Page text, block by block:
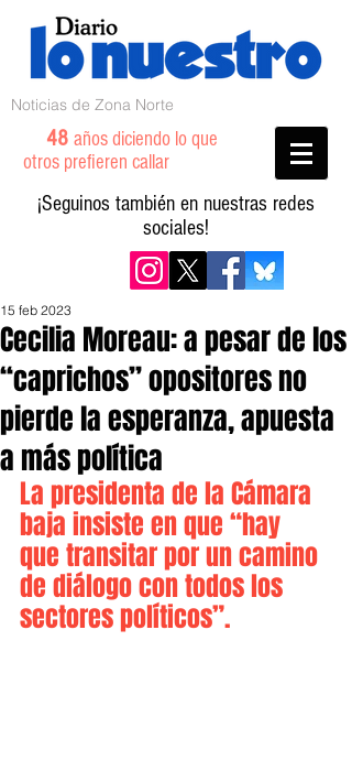
Noticias de Zona Norte
48 años diciendo lo que
otros prefieren callar
¡Seguinos también en nuestras redes
sociales!
Cecilia Moreau: a pesar de los
“caprichos” opositores no
pierde la esperanza, apuesta
a más política
15 feb 2023
La presidenta de la Cámara
baja insiste en que “hay
que transitar por un camino
de diálogo con todos los
sectores políticos”.